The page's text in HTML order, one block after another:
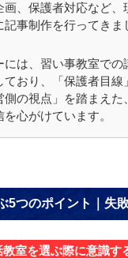
画、保護者対応など、
事制作を行ってきま
には、習い事教室での
ており、「保護者目線
側の視点」を踏まえた
心がけています。
5つのポイント｜失
教室を選ぶ際に意識す